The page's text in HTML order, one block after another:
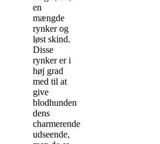
en
mængde
rynker og
løst skind.
Disse
rynker er i
høj grad
med til at
give
blodhunden
dens
charmerende
udseende,